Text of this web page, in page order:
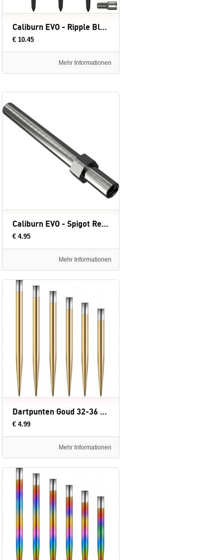
Caliburn EVO - Ripple Black - dartpunten
€ 10.45
Mehr Informationen
Caliburn EVO - Spigot Replacement Tool - dartpunten
€ 4.95
Mehr Informationen
Dartpunten Goud 32-36 mm
€ 4.99
Mehr Informationen